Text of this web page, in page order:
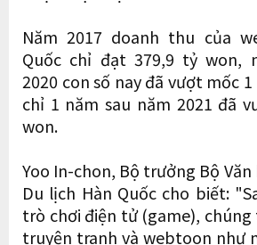
Năm 2017 doanh thu của
Quốc chỉ đạt 379,9 tỷ won,
2020 con số nay đã vượt mốc
chỉ 1 năm sau năm 2021 đã
won.
Yoo In-chon, Bộ trưởng Bộ
Du lịch Hàn Quốc cho biết:
trò chơi điện tử (game),
truyện tranh và webtoon như